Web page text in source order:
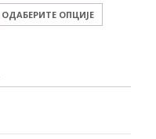
страници
ОДАБЕРИТЕ ОПЦИЈЕ
могу